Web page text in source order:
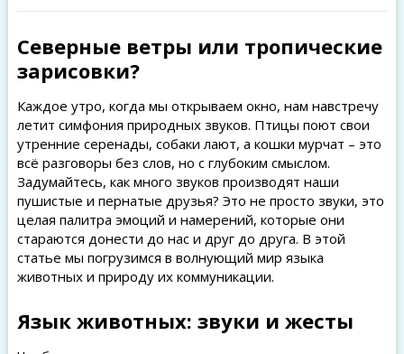
Северные ветры или тропические
зарисовки?
Каждое утро, когда мы открываем окно, нам навстречу
летит симфония природных звуков. Птицы поют свои
утренние серенады, собаки лают, а кошки мурчат – это
всё разговоры без слов, но с глубоким смыслом.
Задумайтесь, как много звуков производят наши
пушистые и пернатые друзья? Это не просто звуки, это
целая палитра эмоций и намерений, которые они
стараются донести до нас и друг до друга. В этой
статье мы погрузимся в волнующий мир языка
животных и природу их коммуникации.
Язык животных: звуки и жесты